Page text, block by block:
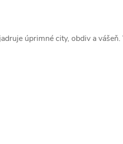
úprimné city, obdiv a